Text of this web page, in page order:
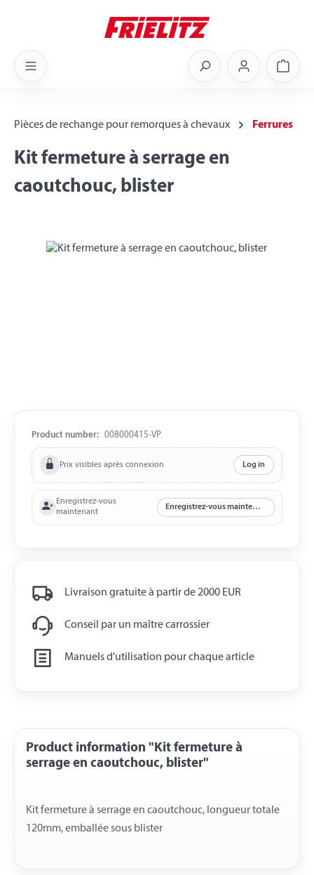
Pièces de rechange pour remorques à chevaux Ferrures
Kit fermeture à serrage en
caoutchouc, blister
Skip image gallery
Product number: 008000415-VP
Prix visibles après connexion Log in
Enregistrez-vous
maintenant
Enregistrez-vous maintenant
Livraison gratuite à partir de 2000 EUR
Conseil par un maître carrossier
Manuels d'utilisation pour chaque article
Product information "Kit fermeture à
serrage en caoutchouc, blister"
Kit fermeture à serrage en caoutchouc, longueur totale